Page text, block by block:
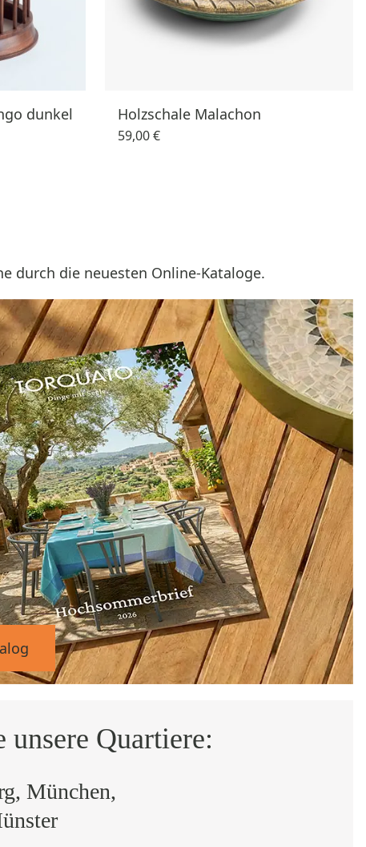
dunkel
Holzschale Malachon
59,00 €
durch die neuesten Online-Kataloge.
unsere Quartiere:
München,